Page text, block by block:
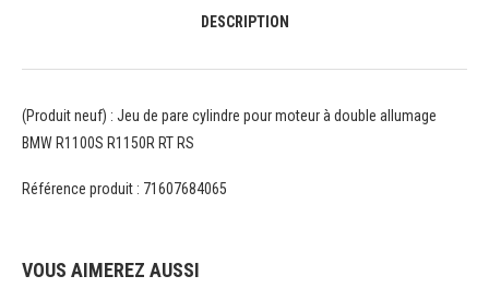
DESCRIPTION
(Produit neuf) : Jeu de pare cylindre pour moteur à double allumage
BMW R1100S R1150R RT RS
Référence produit : 71607684065
VOUS AIMEREZ AUSSI